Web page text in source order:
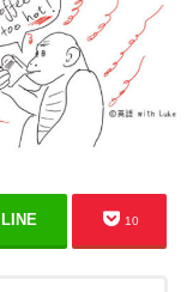
LINE 10